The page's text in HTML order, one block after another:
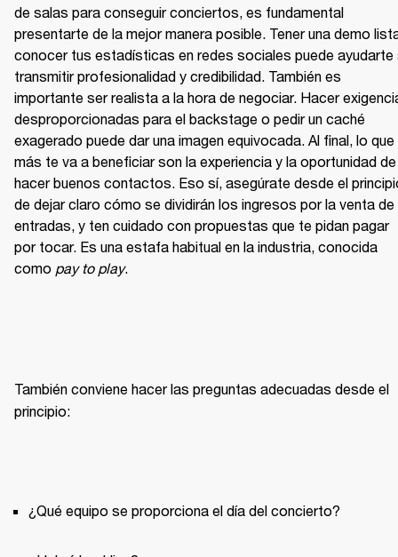
de salas para conseguir conciertos, es fundamental
presentarte de la mejor manera posible. Tener una demo
conocer tus estadísticas en redes sociales puede ayudarte
transmitir profesionalidad y credibilidad. También es
importante ser realista a la hora de negociar. Hacer
desproporcionadas para el backstage o pedir un caché
exagerado puede dar una imagen equivocada. Al final, lo que
más te va a beneficiar son la experiencia y la oportunidad de
hacer buenos contactos. Eso sí, asegúrate desde el
de dejar claro cómo se dividirán los ingresos por la venta de
entradas, y ten cuidado con propuestas que te pidan pagar
por tocar. Es una estafa habitual en la industria, conocida
como pay to play.
También conviene hacer las preguntas adecuadas desde el
principio:
¿Qué equipo se proporciona el día del concierto?